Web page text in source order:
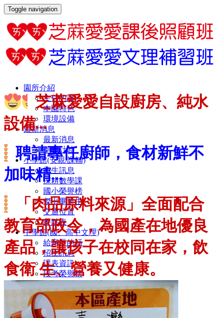
Toggle navigation
園所介紹
主任的話
本園特色
環境設備
最新消息
最新消息
倒數計時
小學館(安親/課輔)
招生訊息
深耕數學課
國小榮譽榜
傑出畢業生
交通位置
餐點表
中學館(國、高中文理)
給家長的話
招生訊息
課表資訊
段考榮譽榜
輝煌升學金榜
TutorABC
交通位置
TutorABC(線上外師教學)
芝蔴愛愛自設廚房、純水
設備...
聘請專任廚師 ， 食材新鮮不
加味精...
「肉品原料來源」 全面配合
教育部政令，為國產在地優良
產品，讓孩子在校同在家 ，飲
食衛生、營養又健康。